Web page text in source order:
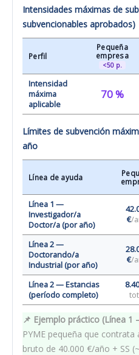
Intensidades máximas de
subvencionables aprobados)
Perfil
Pequeña
empresa
<50 p.
Intensidad
máxima
aplicable
70 %
Límites de subvención
año
Línea de ayuda
Línea 1 —
Investigador/a
Doctor/a (por año)
€/
Línea 2 —
Doctorando/a
Industrial (por año)
€/
Línea 2 — Estancias
(período completo)
📌 Ejemplo práctico (Línea
PYME pequeña que
bruto de 40.000 €/año + SS